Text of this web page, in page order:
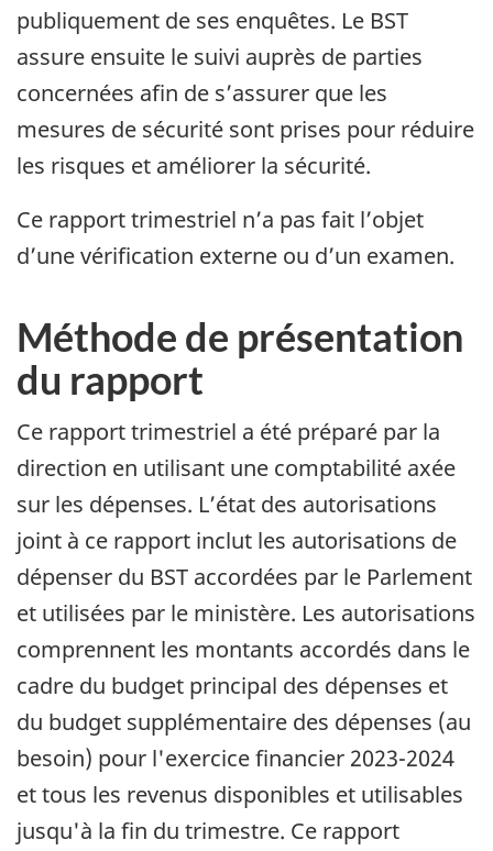
publiquement de ses enquêtes. Le BST
assure ensuite le suivi auprès de parties
concernées afin de s’assurer que les
mesures de sécurité sont prises pour réduire
les risques et améliorer la sécurité.
Ce rapport trimestriel n’a pas fait l’objet
d’une vérification externe ou d’un examen.
Méthode de présentation
du rapport
Ce rapport trimestriel a été préparé par la
direction en utilisant une comptabilité axée
sur les dépenses. L’état des autorisations
joint à ce rapport inclut les autorisations de
dépenser du BST accordées par le Parlement
et utilisées par le ministère. Les autorisations
comprennent les montants accordés dans le
cadre du budget principal des dépenses et
du budget supplémentaire des dépenses (au
besoin) pour l'exercice financier 2023-2024
et tous les revenus disponibles et utilisables
jusqu'à la fin du trimestre. Ce rapport